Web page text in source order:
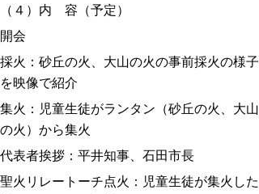
（４）内 容（予定）
開会
採火：砂丘の火、大山の火の事前採火の様子
を映像で紹介
集火：児童生徒がランタン（砂丘の火、大山
の火）から集火
代表者挨拶：平井知事、石田市長
聖火リレートーチ点火：児童生徒が集火した